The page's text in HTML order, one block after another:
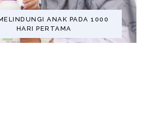
ANAK PADA 1000
HARI PERTAMA